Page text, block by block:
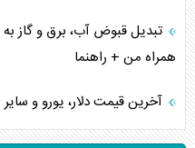
تبدیل قبوض آب، برق و گاز
همراه من + راهنما
آخرین قیمت دلار، یورو و سایر ارز‌ها ۱۲ مرداد